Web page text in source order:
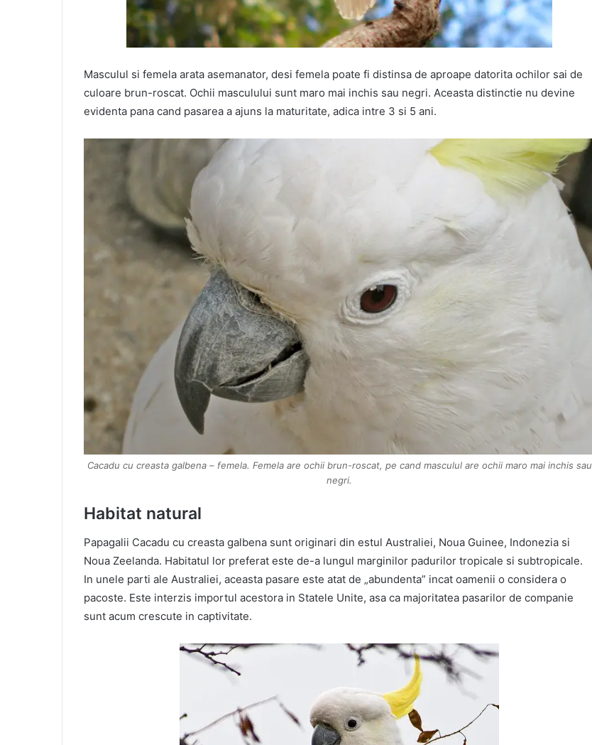
Masculul si femela arata asemanator, desi femela poate fi distinsa de aproape datorita ochilor sai de
culoare brun-roscat. Ochii masculului sunt maro mai inchis sau negri. Aceasta distinctie nu devine
evidenta pana cand pasarea a ajuns la maturitate, adica intre 3 si 5 ani.
Cacadu cu creasta galbena – femela. Femela are ochii brun-roscat, pe cand masculul are ochii maro mai inchis sau
negri.
Habitat natural
Papagalii Cacadu cu creasta galbena sunt originari din estul Australiei, Noua Guinee, Indonezia si
Noua Zeelanda. Habitatul lor preferat este de-a lungul marginilor padurilor tropicale si subtropicale.
In unele parti ale Australiei, aceasta pasare este atat de „abundenta” incat oamenii o considera o
pacoste. Este interzis importul acestora in Statele Unite, asa ca majoritatea pasarilor de companie
sunt acum crescute in captivitate.